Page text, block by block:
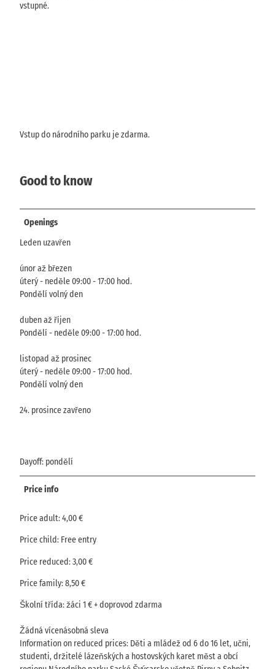
vstupné.
Vstup do národního parku je zdarma.
Good to know
Openings
Leden uzavřen
únor až březen
úterý - neděle 09:00 - 17:00 hod.
Pondělí volný den
duben až říjen
Pondělí - neděle 09:00 - 17:00 hod.
listopad až prosinec
úterý - neděle 09:00 - 17:00 hod.
Pondělí volný den
24. prosince zavřeno
Dayoff: pondělí
Price info
Price adult: 4,00 €
Price child: Free entry
Price reduced: 3,00 €
Price family: 8,50 €
Školní třída: žáci 1 € + doprovod zdarma
Žádná vícenásobná sleva
Information on reduced prices: Děti a mládež od 6 do 16 let, učni,
studenti, držitelé lázeňských a hostovských karet měst a obcí